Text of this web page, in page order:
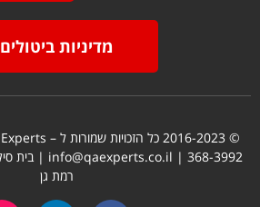
מדיניות ביטולים
© 2016-2023 כל הזכויות שמורות ל – QA Experts | למידע נוסף:
368-3992
רמת גן